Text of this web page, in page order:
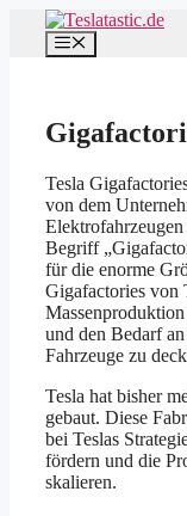
Inhalt
springen
Menü
Tesla
von dem
Begriff
für die enorme
Gigafactories von
und den Bedarf
Fahrzeuge zu
Tesla hat bisher
gebaut. Diese
bei Teslas
fördern und die
skalieren.